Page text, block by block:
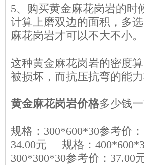
5、购买黄金麻花岗岩的时
计算上磨双边的面积，多
麻花岗岩才可以不大不小。
这种黄金麻花岗岩的密度
被损坏，而抗压抗弯的能
黄金麻花岗岩价格多少钱
规格：300*600*30参考价
34.00元 规格：
300*300*30参考价：